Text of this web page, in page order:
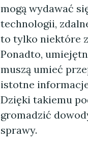
mogą wydawać
technologii,
to tylko niektóre
Ponadto,
muszą umieć
istotne informacje
Dzięki takiemu
gromadzić
sprawy.